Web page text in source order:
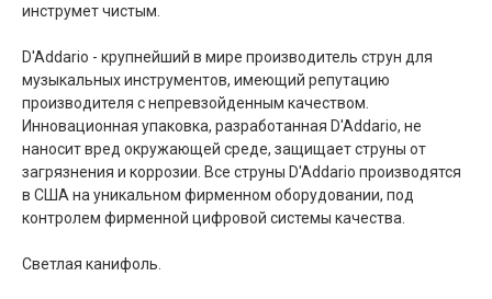
инструмет чистым.
D'Addario - крупнейший в мире производитель струн для
музыкальных инструментов, имеющий репутацию
производителя с непревзойденным качеством.
Инновационная упаковка, разработанная D'Addario, не
наносит вред окружающей среде, защищает струны от
загрязнения и коррозии. Все струны D'Addario производятся
в США на уникальном фирменном оборудовании, под
контролем фирменной цифровой системы качества.
Светлая канифоль.